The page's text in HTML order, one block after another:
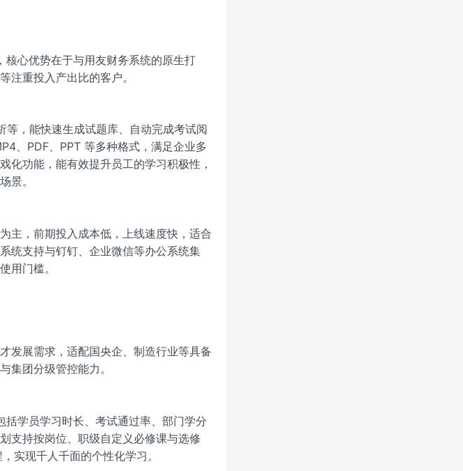
心优势在于与用友财务系统的原生打
注重投入产出比的客户。
，能快速生成试题库、自动完成考试阅
、PDF、PPT 等多种格式，满足企业多
化功能，能有效提升员工的学习积极性，
景。
主，前期投入成本低，上线速度快，适合
统支持与钉钉、企业微信等办公系统集
用门槛。
发展需求，适配国央企、制造行业等具备
集团分级管控能力。
学员学习时长、考试通过率、部门学分
支持按岗位、职级自定义必修课与选修
实现千人千面的个性化学习。